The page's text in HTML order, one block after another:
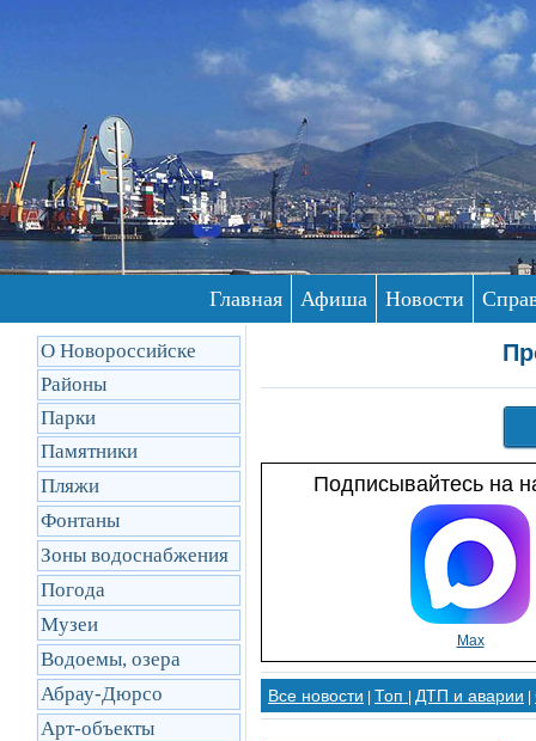
Главная Афиша Новости
О Новороссийске
Районы
Парки
Памятники
Пляжи
Фонтаны
Зоны водоснабжения
Погода
Музеи
Водоемы, озера
Абрау-Дюрсо
Арт-объекты
Подписывайтесь на
Max
Все новости Топ ДТП и аварии